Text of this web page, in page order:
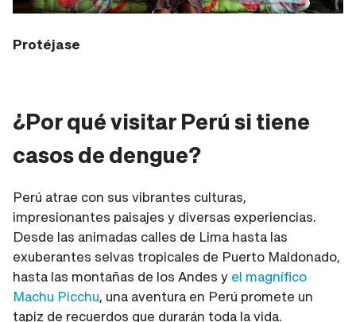
Protéjase
¿Por qué visitar Perú si tiene
casos de dengue?
Perú atrae con sus vibrantes culturas,
impresionantes paisajes y diversas experiencias.
Desde las animadas calles de Lima hasta las
exuberantes selvas tropicales de Puerto Maldonado,
hasta las montañas de los Andes y el magnífico
Machu Picchu, una aventura en Perú promete un
tapiz de recuerdos que durarán toda la vida.